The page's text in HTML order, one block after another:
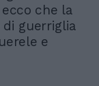
che la
guerriglia
e